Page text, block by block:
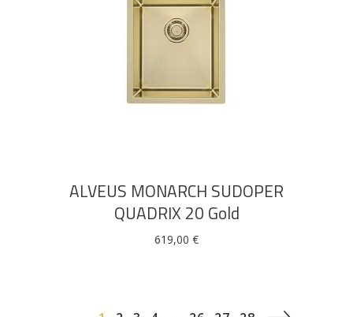
ALVEUS MONARCH SUDOPER
QUADRIX 20 Gold
619,00 €